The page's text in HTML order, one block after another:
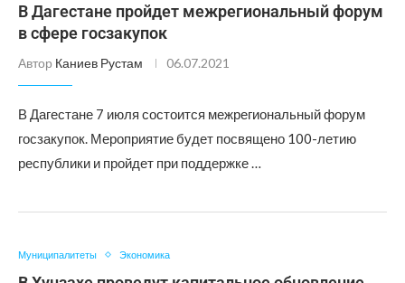
В Дагестане пройдет межрегиональный форум
в сфере госзакупок
Автор Каниев Рустам 06.07.2021
В Дагестане 7 июля состоится межрегиональный форум
госзакупок. Мероприятие будет посвящено 100-летию
республики и пройдет при поддержке …
Муниципалитеты Экономика